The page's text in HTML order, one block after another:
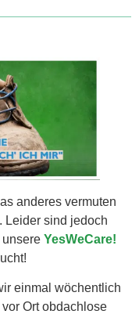
anderes vermuten
Leider sind jedoch
unsere YesWeCare!
einmal wöchentlich
Ort obdachlose